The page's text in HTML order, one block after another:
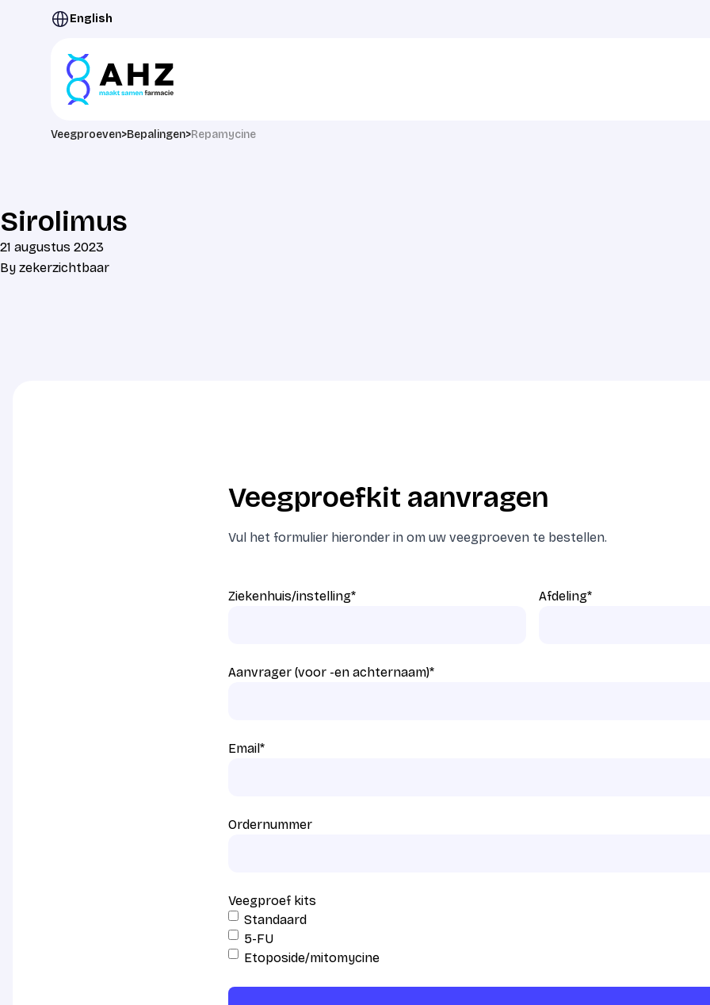
Ga naar de inhoud
English
Veegproeven>Bepalingen>Repamycine
Sirolimus
21 augustus 2023
By zekerzichtbaar
Veegproefkit aanvragen
Vul het formulier hieronder in om uw veegproeven te bestellen.
Ziekenhuis/instelling* Afdeling*
Aanvrager (voor -en achternaam)*
Email*
Ordernummer
Veegproef kits
Standaard
5-FU
Etoposide/mitomycine